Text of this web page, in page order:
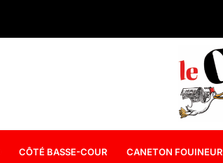
CÔTÉ BASSE-COUR CANETON FOUINEUR